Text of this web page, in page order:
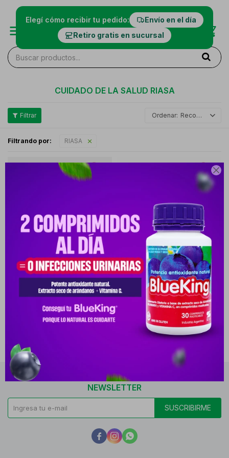

Elegí cómo recibir tu pedido:
Envío en el día
Retiro gratis en sucursal
CUIDADO DE LA SALUD RIASA
Recomendados
Filtrando por: RIASA
CURITA HIPOALERG. FUN
(MEDSUPAR) CJ X 10
PYG 6.317 PYG 5.306
CURITON ESTERIL 10 X 10
CM CLINICARE CJ
PYG 121.987
102.469
+
NEWSLETTER
SUSCRIBIRME
  